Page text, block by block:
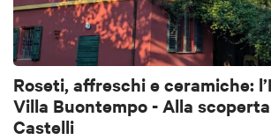
Roseti, affreschi e ceramiche:
Villa Buontempo - Alla
Castelli